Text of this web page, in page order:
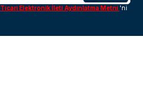
Ticari Elektronik İleti Aydınlatma Metni 'ni